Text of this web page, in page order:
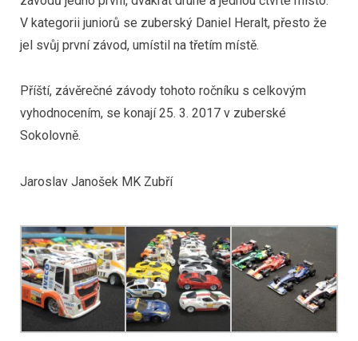
V kategorii juniorů se zuberský Daniel Heralt, přesto že
jel svůj první závod, umístil na třetím místě.
Příští, závěrečné závody tohoto ročníku s celkovým
vyhodnocením, se konají 25. 3. 2017 v zuberské
Sokolovně.
Jaroslav Janošek MK Zubří